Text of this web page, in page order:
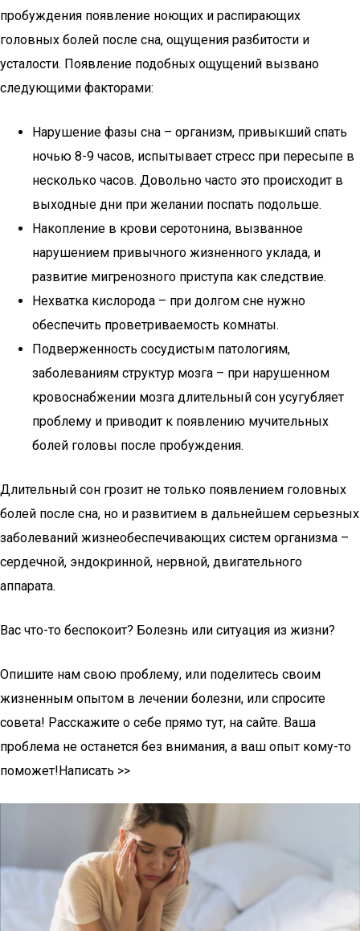
пробуждения появление ноющих и распирающих
головных болей после сна, ощущения разбитости и
усталости. Появление подобных ощущений вызвано
следующими факторами:
Нарушение фазы сна – организм, привыкший спать
ночью 8-9 часов, испытывает стресс при пересыпе в
несколько часов. Довольно часто это происходит в
выходные дни при желании поспать подольше.
Накопление в крови серотонина, вызванное
нарушением привычного жизненного уклада, и
развитие мигренозного приступа как следствие.
Нехватка кислорода – при долгом сне нужно
обеспечить проветриваемость комнаты.
Подверженность сосудистым патологиям,
заболеваниям структур мозга – при нарушенном
кровоснабжении мозга длительный сон усугубляет
проблему и приводит к появлению мучительных
болей головы после пробуждения.
Длительный сон грозит не только появлением головных
болей после сна, но и развитием в дальнейшем серьезных
заболеваний жизнеобеспечивающих систем организма –
сердечной, эндокринной, нервной, двигательного
аппарата.
Вас что-то беспокоит? Болезнь или ситуация из жизни?
Опишите нам свою проблему, или поделитесь своим
жизненным опытом в лечении болезни, или спросите
совета! Расскажите о себе прямо тут, на сайте. Ваша
проблема не останется без внимания, а ваш опыт кому-то
поможет!Написать >>